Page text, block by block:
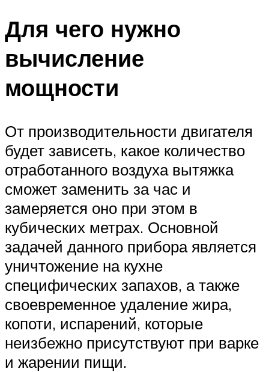
Для чего нужно
вычисление
мощности
От производительности двигателя
будет зависеть, какое количество
отработанного воздуха вытяжка
сможет заменить за час и
замеряется оно при этом в
кубических метрах. Основной
задачей данного прибора является
уничтожение на кухне
специфических запахов, а также
своевременное удаление жира,
копоти, испарений, которые
неизбежно присутствуют при варке
и жарении пищи.